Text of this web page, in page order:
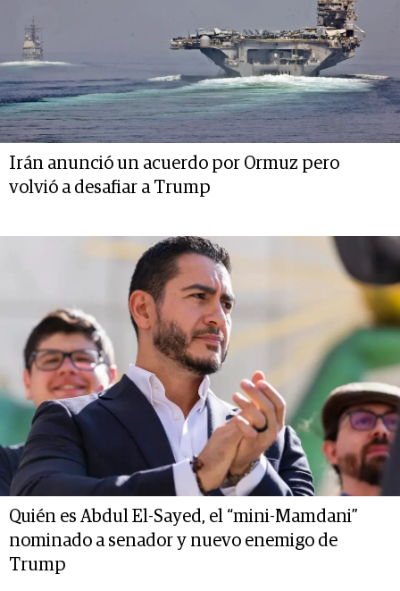
Irán anunció un acuerdo por Ormuz pero
volvió a desafiar a Trump
Quién es Abdul El-Sayed, el “mini-Mamdani”
nominado a senador y nuevo enemigo de
Trump